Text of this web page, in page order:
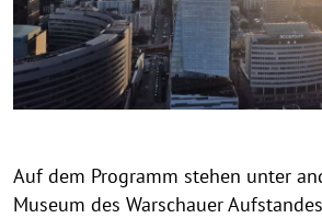
Auf dem Programm stehen unter
Museum des Warschauer